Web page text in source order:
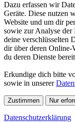
Dazu erfassen wir
Geräte. Diese nutzen
Website und um dir
sowie zur Analyse
deine verschlüsselten
dir über deren Online-
du deren Dienste
Erkundige dich bitte
sowie in unserer
Zustimmen Nur
Datenschutzerklärung